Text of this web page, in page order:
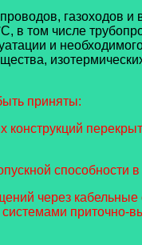
газоходов
том числе
и
приняты:
через
приточно-